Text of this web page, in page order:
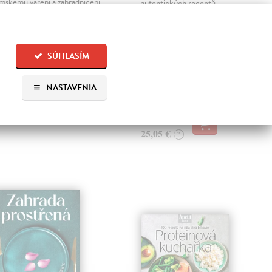
SÚHLASÍM
NASTAVENIA
ke zdědeným
praktikám,
je vypredaný
autentických receptů,
25,05 € ?